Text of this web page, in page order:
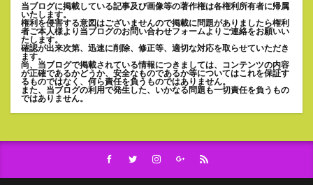
当ブログに掲載している記事及び画像等の著作権は各権利所有者に帰属
いたします。
権利を侵害する意図はございませんので掲載に問題がありましたら権利
者ご本人様より当ブログのお問い合わせフォームよりご連絡をお願いい
たします。
確認が出来次第、迅速に削除、修正等、適切な対応を取らせていただき
ます。
尚、当ブログで掲載されている情報につきましては、コンテンツの内容
が正確であるかどうか、安全なものであるか等についてはこれを保証す
るものではなく、何ら責任を負うものではありません。
また、当ブログの利用で発生した、いかなる問題も一切責任を負うもの
ではありません。